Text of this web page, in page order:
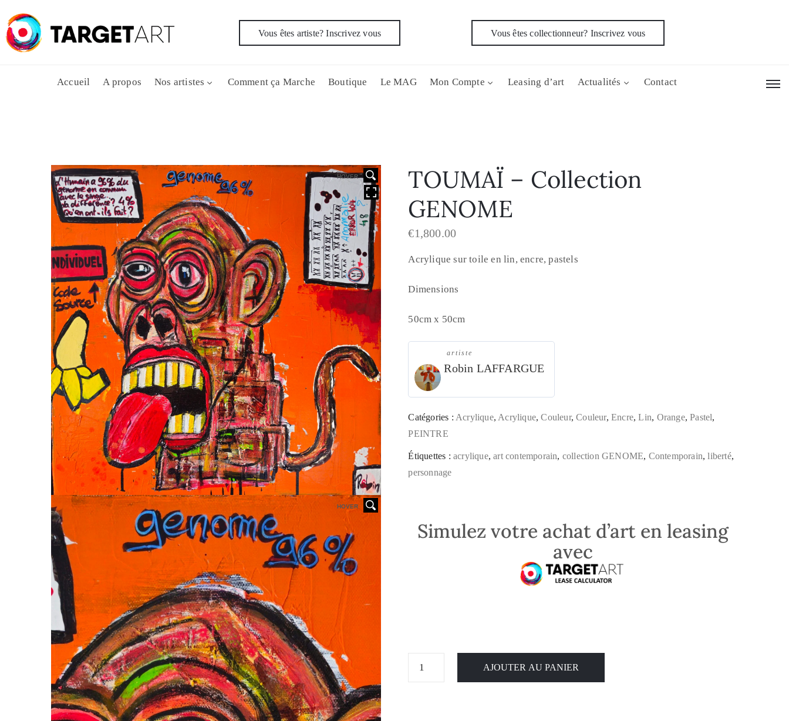
Vous êtes artiste? Inscrivez vous Vous êtes collectionneur? Inscrivez vous
Accueil A propos Nos artistes Comment ça Marche Boutique Le MAG Mon Compte Leasing d’art Actualités Contact
HOVER
HOVER
TOUMAÏ – Collection
GENOME
€1,800.00
Acrylique sur toile en lin, encre, pastels
Dimensions
50cm x 50cm
artiste
Robin LAFFARGUE
Catégories : Acrylique, Acrylique,Couleur,Couleur,Encre,Lin, Orange,Pastel,
PEINTRE
Étiquettes :acrylique,art contemporain, collection GENOME, Contemporain,liberté,
personnage
Simulez votre achat d’art en leasing
avec
AJOUTER AU PANIER